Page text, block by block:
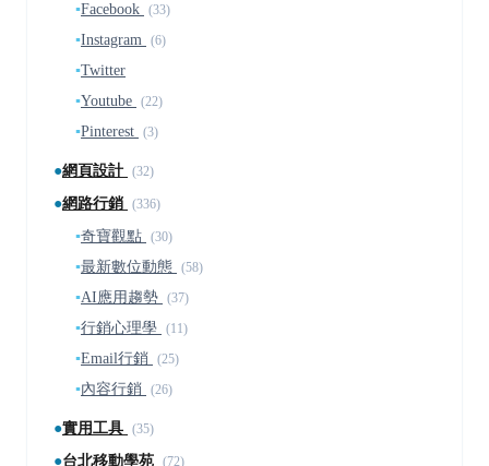
▪Facebook (33)
▪Instagram (6)
▪Twitter
▪Youtube (22)
▪Pinterest (3)
●網頁設計 (32)
●網路行銷 (336)
▪奇寶觀點 (30)
▪最新數位動態 (58)
▪AI應用趨勢 (37)
▪行銷心理學 (11)
▪Email行銷 (25)
▪內容行銷 (26)
●實用工具 (35)
●台北移動學苑 (72)